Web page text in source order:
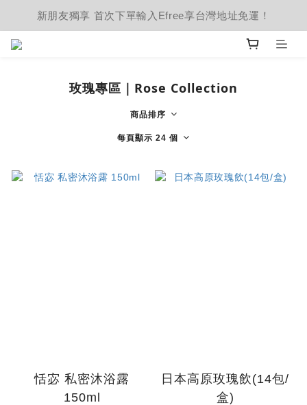
新朋友獨享 首次下單輸入Efree享台灣地址免運！
玫瑰專區｜Rose Collection
商品排序
每頁顯示 24 個
恬宓 私密沐浴露
150ml
日本高原玫瑰飲(14包/
盒)